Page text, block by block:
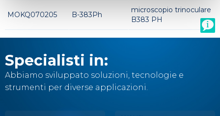
MOKQ070205 B-383Ph
microscopio trinoculare
B383 PH
Specialisti in:
Abbiamo sviluppato soluzioni, tecnologie e
strumenti per diverse applicazioni.